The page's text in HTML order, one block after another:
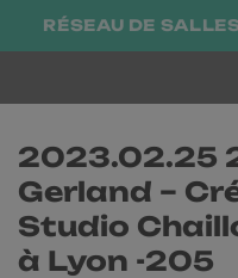
PasserRÉSEAU DE
2023.02.25
Gerland –
Studio
à Lyon -205